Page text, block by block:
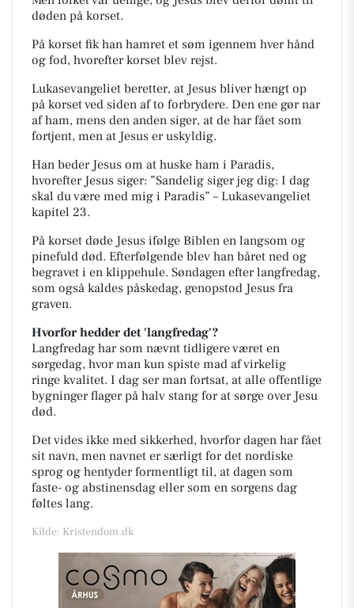
døden på korset.
På korset fik han hamret et søm igennem hver hånd
og fod, hvorefter korset blev rejst.
Lukasevangeliet beretter, at Jesus bliver hængt op
på korset ved siden af to forbrydere. Den ene gør nar
af ham, mens den anden siger, at de har fået som
fortjent, men at Jesus er uskyldig.
Han beder Jesus om at huske ham i Paradis,
hvorefter Jesus siger: ”Sandelig siger jeg dig: I dag
skal du være med mig i Paradis” – Lukasevangeliet
kapitel 23.
På korset døde Jesus ifølge Biblen en langsom og
pinefuld død. Efterfølgende blev han båret ned og
begravet i en klippehule. Søndagen efter langfredag,
som også kaldes påskedag, genopstod Jesus fra
graven.
Hvorfor hedder det 'langfredag'?
Langfredag har som nævnt tidligere været en
sørgedag, hvor man kun spiste mad af virkelig
ringe kvalitet. I dag ser man fortsat, at alle offentlige
bygninger flager på halv stang for at sørge over Jesu
død.
Det vides ikke med sikkerhed, hvorfor dagen har fået
sit navn, men navnet er særligt for det nordiske
sprog og hentyder formentligt til, at dagen som
faste- og abstinensdag eller som en sorgens dag
føltes lang.
Kilde: Kristendom.dk